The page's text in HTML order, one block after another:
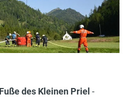
des Kleinen Priel -